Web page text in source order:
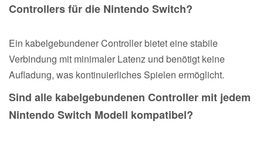
Controllers für die Nintendo Switch?
Ein kabelgebundener Controller bietet eine stabile
Verbindung mit minimaler Latenz und benötigt keine
Aufladung, was kontinuierliches Spielen ermöglicht.
Sind alle kabelgebundenen Controller mit jedem
Nintendo Switch Modell kompatibel?